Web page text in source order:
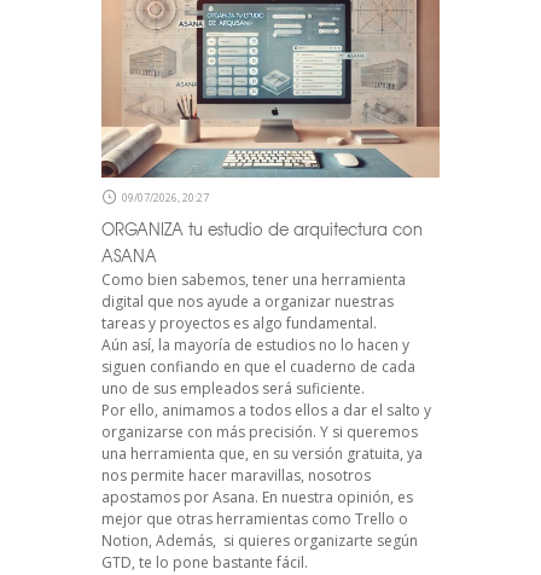
09/07/2026, 20:27
ORGANIZA tu estudio de arquitectura con
ASANA
Como bien sabemos, tener una herramienta
digital que nos ayude a organizar nuestras
tareas y proyectos es algo fundamental.
Aún así, la mayoría de estudios no lo hacen y
siguen confiando en que el cuaderno de cada
uno de sus empleados será suficiente.
Por ello, animamos a todos ellos a dar el salto y
organizarse con más precisión. Y si queremos
una herramienta que, en su versión gratuita, ya
nos permite hacer maravillas, nosotros
apostamos por Asana. En nuestra opinión, es
mejor que otras herramientas como Trello o
Notion, Además, si quieres organizarte según
GTD, te lo pone bastante fácil.